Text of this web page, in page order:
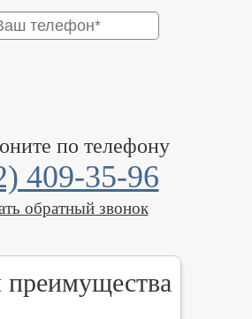
по телефону
409-35-96
обратный звонок